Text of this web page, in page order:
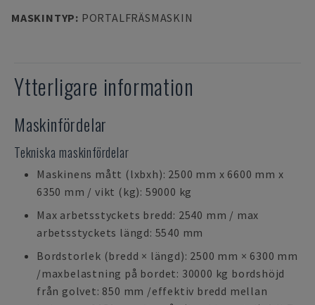
MASKINTYP: PORTALFRÄSMASKIN
Ytterligare information
Maskinfördelar
Tekniska maskinfördelar
Maskinens mått (lxbxh): 2500 mm x 6600 mm x
6350 mm / vikt (kg): 59000 kg
Max arbetsstyckets bredd: 2540 mm / max
arbetsstyckets längd: 5540 mm
Bordstorlek (bredd × längd): 2500 mm × 6300 mm
/maxbelastning på bordet: 30000 kg bordshöjd
från golvet: 850 mm /effektiv bredd mellan